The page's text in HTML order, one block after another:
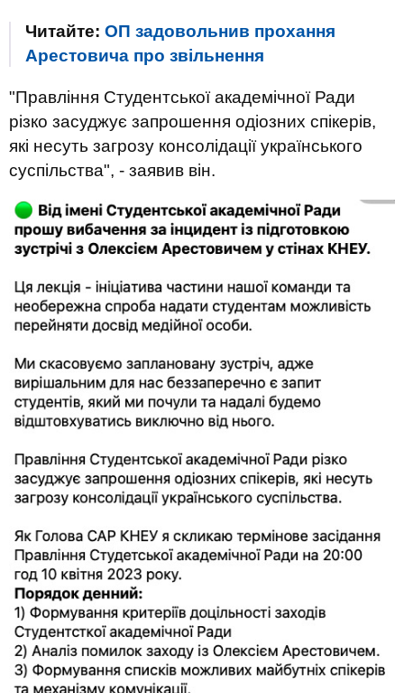
Читайте: ОП задовольнив прохання
Арестовича про звільнення
"Правління Студентської академічної Ради
різко засуджує запрошення одіозних спікерів,
які несуть загрозу консолідації українського
суспільства", - заявив він.